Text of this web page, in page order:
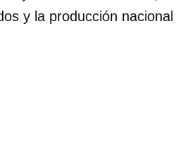
y la producción nacional